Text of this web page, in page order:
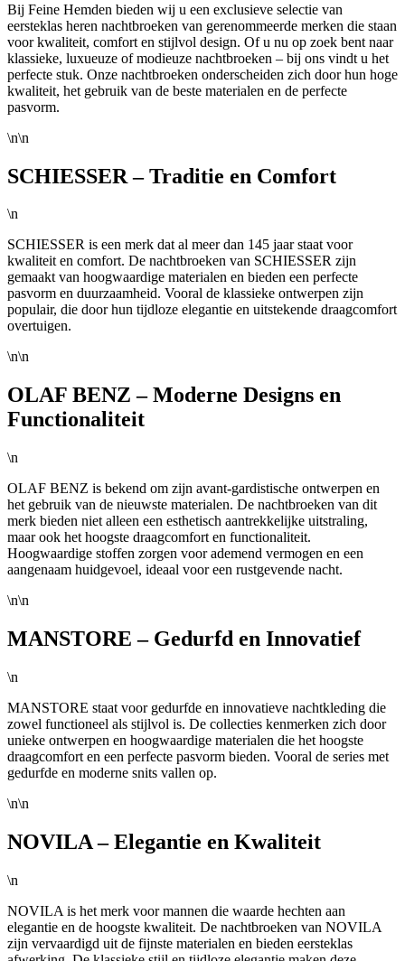
Bij Feine Hemden bieden wij u een exclusieve selectie van
eersteklas heren nachtbroeken van gerenommeerde merken die staan
voor kwaliteit, comfort en stijlvol design. Of u nu op zoek bent naar
klassieke, luxueuze of modieuze nachtbroeken – bij ons vindt u het
perfecte stuk. Onze nachtbroeken onderscheiden zich door hun hoge
kwaliteit, het gebruik van de beste materialen en de perfecte
pasvorm.
\n\n
SCHIESSER – Traditie en Comfort
\n
SCHIESSER is een merk dat al meer dan 145 jaar staat voor
kwaliteit en comfort. De nachtbroeken van SCHIESSER zijn
gemaakt van hoogwaardige materialen en bieden een perfecte
pasvorm en duurzaamheid. Vooral de klassieke ontwerpen zijn
populair, die door hun tijdloze elegantie en uitstekende draagcomfort
overtuigen.
\n\n
OLAF BENZ – Moderne Designs en
Functionaliteit
\n
OLAF BENZ is bekend om zijn avant-gardistische ontwerpen en
het gebruik van de nieuwste materialen. De nachtbroeken van dit
merk bieden niet alleen een esthetisch aantrekkelijke uitstraling,
maar ook het hoogste draagcomfort en functionaliteit.
Hoogwaardige stoffen zorgen voor ademend vermogen en een
aangenaam huidgevoel, ideaal voor een rustgevende nacht.
\n\n
MANSTORE – Gedurfd en Innovatief
\n
MANSTORE staat voor gedurfde en innovatieve nachtkleding die
zowel functioneel als stijlvol is. De collecties kenmerken zich door
unieke ontwerpen en hoogwaardige materialen die het hoogste
draagcomfort en een perfecte pasvorm bieden. Vooral de series met
gedurfde en moderne snits vallen op.
\n\n
NOVILA – Elegantie en Kwaliteit
\n
NOVILA is het merk voor mannen die waarde hechten aan
elegantie en de hoogste kwaliteit. De nachtbroeken van NOVILA
zijn vervaardigd uit de fijnste materialen en bieden eersteklas